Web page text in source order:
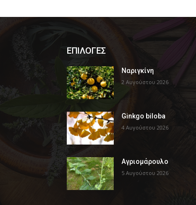
ΕΠΙΛΟΓΕΣ
Ναριγκίνη
2 Αυγούστου 2026
Ginkgo biloba
4 Αυγούστου 2026
Αγριομάρουλο
5 Αυγούστου 2026